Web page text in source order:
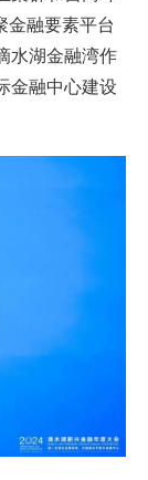
金融要素平台
水湖金融湾作
金融中心建设